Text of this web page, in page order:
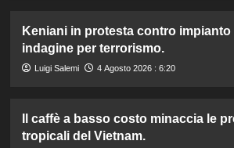
Keniani in protesta contro
indagine per terrorismo.
Luigi Salemi 4 Agosto 2026 : 6:20
Il caffè a basso costo minaccia le
tropicali del Vietnam.